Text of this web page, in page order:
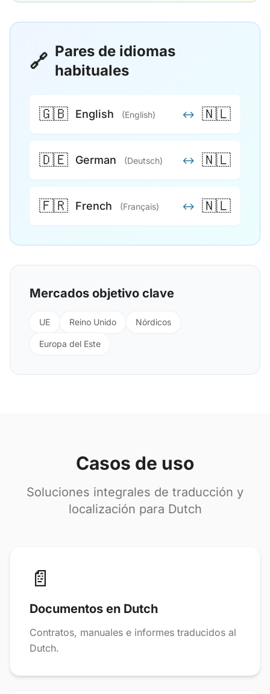
🔗 Pares de idiomas
habituales
🇬🇧 English (English) ↔ 🇳🇱
🇩🇪 German (Deutsch) ↔ 🇳🇱
🇫🇷 French (Français) ↔ 🇳🇱
Mercados objetivo clave
UE Reino Unido Nórdicos
Europa del Este
Casos de uso
Soluciones integrales de traducción y
localización para Dutch
📄
Documentos en Dutch
Contratos, manuales e informes traducidos al
Dutch.